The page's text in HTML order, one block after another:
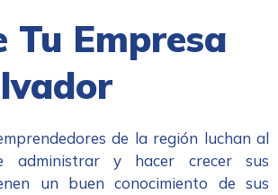
Tu Empresa
de la región luchan al
administrar y hacer crecer sus
un buen conocimiento de sus